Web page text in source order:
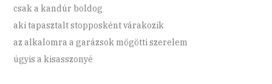
csak a kandúr boldog
aki tapasztalt stopposként várakozik
az alkalomra a garázsok mögötti szerelem
úgyis a kisasszonyé